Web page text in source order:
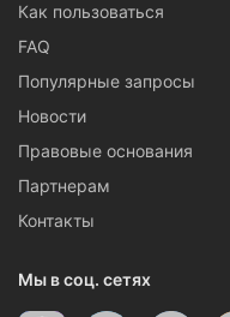
Как пользоваться
FAQ
Популярные запросы
Новости
Правовые основания
Партнерам
Контакты
Мы в соц. сетях